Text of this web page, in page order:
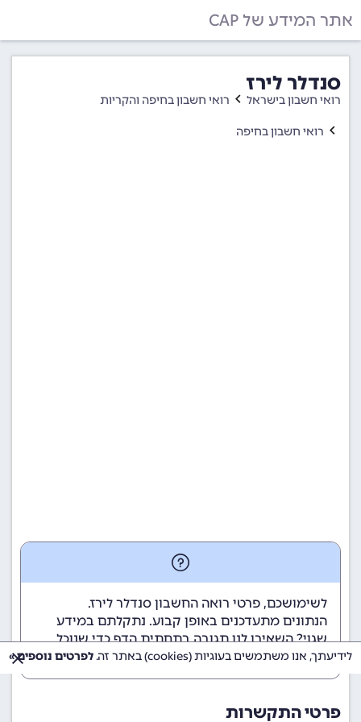
אתר המידע של CAP
סנדלר לירז
רואי חשבון בישראל רואי חשבון בחיפה והקריות
רואי חשבון בחיפה
לשימושכם, פרטי רואה החשבון סנדלר לירז.
הנתונים מתעדכנים באופן קבוע. נתקלתם במידע
שגוי? השאירו לנו תגובה בתחתית הדף כדי שנוכל
לטפל בבעיה בהקדם.
פרטי התקשרות
לידיעתך, אנו משתמשים בעוגיות (cookies) באתר זה. לפרטים נוספים »